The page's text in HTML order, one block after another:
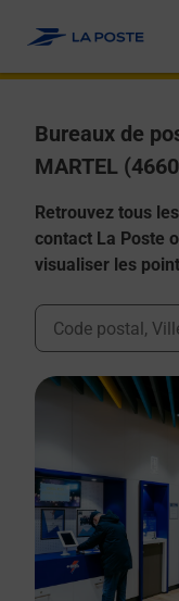
Bureaux de
MARTEL
Retrouvez tous
contact La Poste
visualiser les
Ville, Département,